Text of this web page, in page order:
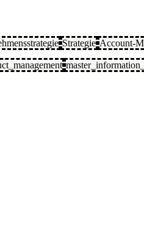
Strategie Account-